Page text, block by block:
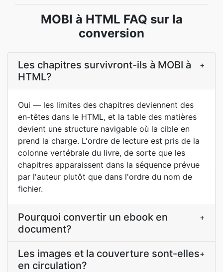
MOBI à HTML FAQ sur la
conversion
Les chapitres survivront-ils à MOBI à
HTML?
+
Oui — les limites des chapitres deviennent des
en-têtes dans le HTML, et la table des matières
devient une structure navigable où la cible en
prend la charge. L'ordre de lecture est pris de la
colonne vertébrale du livre, de sorte que les
chapitres apparaissent dans la séquence prévue
par l'auteur plutôt que dans l'ordre du nom de
fichier.
Pourquoi convertir un ebook en
document?
+
Les images et la couverture sont-elles
en circulation?
+